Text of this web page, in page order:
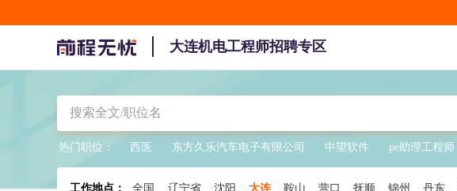
大连机电工程师招聘专区
热门职位： 西医 东方久乐汽车电子有限公司 中望软件 pe助理工程师
工作地点： 全国 辽宁省 沈阳 大连 鞍山 营口 抚顺 锦州 丹东